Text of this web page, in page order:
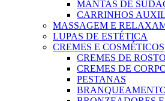
MANTAS DE
CARRINHOS
MASSAGEM E
LUPAS DE ESTÉTICA
CREMES E COSMÉTICOS
CREMES DE ROSTO
CREMES DE
PESTANAS